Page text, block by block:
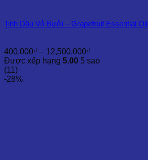
Tinh Dầu Vỏ Bưởi – Grapefruit Essential Oil
400,000₫ – 12,500,000₫
giá:
Được xếp hạng 5.00 5 sao
(11)
-28%